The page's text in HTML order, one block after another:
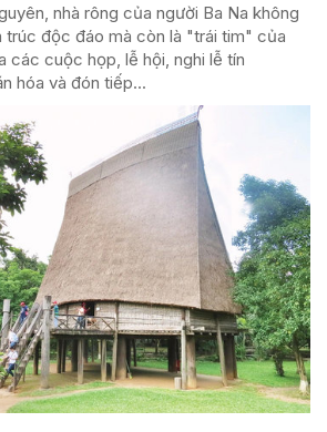
nhà rông của người Ba Na không
trúc độc đáo mà còn là "trái tim" của
các cuộc họp, lễ hội, nghi lễ tín
hóa và đón tiếp...